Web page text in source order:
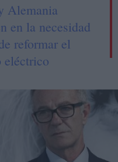
Alemania
en la necesidad
reformar el
eléctrico